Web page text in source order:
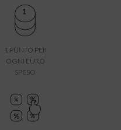
1 PUNTO PER
OGNI EURO
SPESO